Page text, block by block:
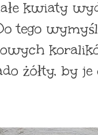
kwiaty
tego
żółty, by